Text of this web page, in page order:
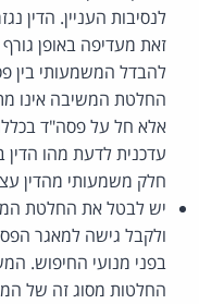
לנסיבות העניין. הדין
זאת מעדיפה באופן
להבדל המשמעותי בין
החלטת המשיבה אינו
אלא חל על פסה"ד
עדכנית לדעת מהו הדין
חלק משמעותי מהדין
יש לבטל את החלטת
ולקבל גישה למאגר
בפני מנועי החיפוש.
החלטות מסוג זה של